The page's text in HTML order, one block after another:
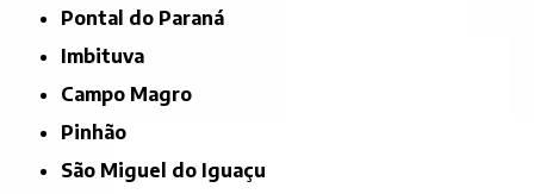
Pontal do Paraná
Imbituva
Campo Magro
Pinhão
São Miguel do Iguaçu